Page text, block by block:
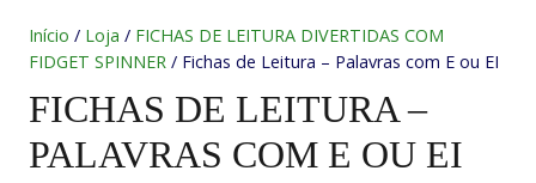
Início / Loja / FICHAS DE LEITURA DIVERTIDAS COM
FIDGET SPINNER / Fichas de Leitura – Palavras com E ou EI
FICHAS DE LEITURA –
PALAVRAS COM E OU EI